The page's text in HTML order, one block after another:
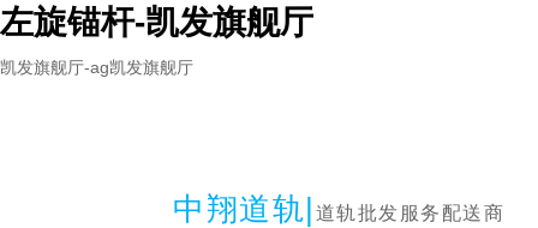
左旋锚杆-凯发旗舰厅
凯发旗舰厅-ag凯发旗舰厅
中翔道轨| 道轨批发服务配送商